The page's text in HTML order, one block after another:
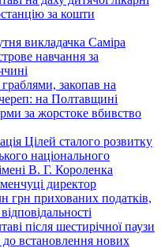
за кошти
викладачка Саміра
навчання за
закопав на
на Полтавщині
за жорстоке вбивство
Цілей сталого розвитку
національного
В. Г. Короленка
директор
грн прихованих податків,
після шестирічної паузи
до встановлення нових